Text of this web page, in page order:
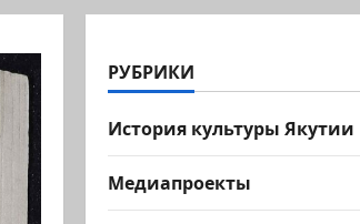
РУБРИКИ
История культуры Якутии
Медиапроекты